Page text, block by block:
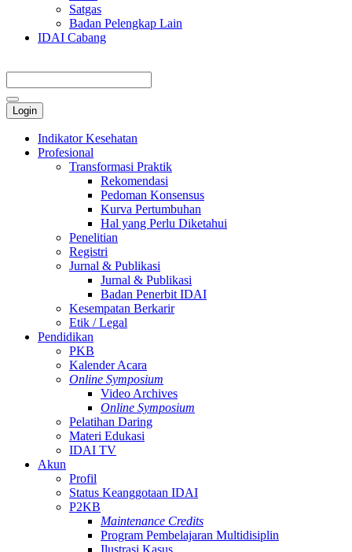
Satgas
Badan Pelengkap Lain
IDAI Cabang
Login
Indikator Kesehatan
Profesional
Transformasi Praktik
Rekomendasi
Pedoman Konsensus
Kurva Pertumbuhan
Hal yang Perlu Diketahui
Penelitian
Registri
Jurnal & Publikasi
Jurnal & Publikasi
Badan Penerbit IDAI
Kesempatan Berkarir
Etik / Legal
Pendidikan
PKB
Kalender Acara
Online Symposium
Video Archives
Online Symposium
Pelatihan Daring
Materi Edukasi
IDAI TV
Akun
Profil
Status Keanggotaan IDAI
P2KB
Maintenance Credits
Program Pembelajaran Multidisiplin
Ilustrasi Kasus